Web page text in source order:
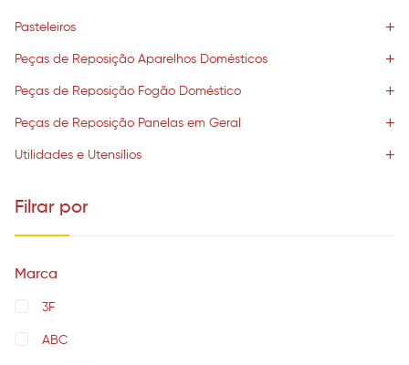
Pasteleiros
Peças de Reposição Aparelhos Domésticos
Peças de Reposição Fogão Doméstico
Peças de Reposição Panelas em Geral
Utilidades e Utensílios
Filrar por
Marca
3F
ABC